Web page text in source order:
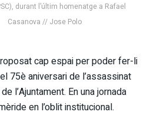
durant l’últim homenatge a Rafael
Casanova // Jose Polo
cap espai per poder fer-li
75è aniversari de l’assassinat
l’Ajuntament. En una jornada
en l’oblit institucional.